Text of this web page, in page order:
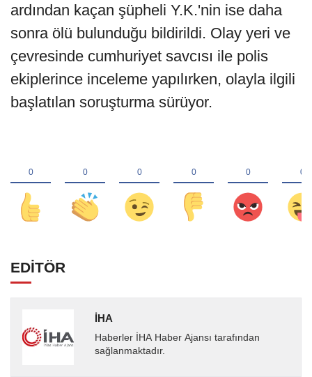
ardından kaçan şüpheli Y.K.'nin ise daha
sonra ölü bulunduğu bildirildi. Olay yeri ve
çevresinde cumhuriyet savcısı ile polis
ekiplerince inceleme yapılırken, olayla ilgili
başlatılan soruşturma sürüyor.
EDİTÖR
İHA
Haberler İHA Haber Ajansı tarafından
sağlanmaktadır.